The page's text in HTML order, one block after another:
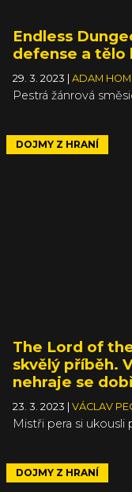
Endless
defense a
29. 3. 2023 ADAM
Pestrá žánrová
DOJMY Z HRANÍ
The Lord of
skvělý příběh.
nehraje se
23. 3. 2023 VÁCLAV
Mistři pera si ukousli
DOJMY Z HRANÍ